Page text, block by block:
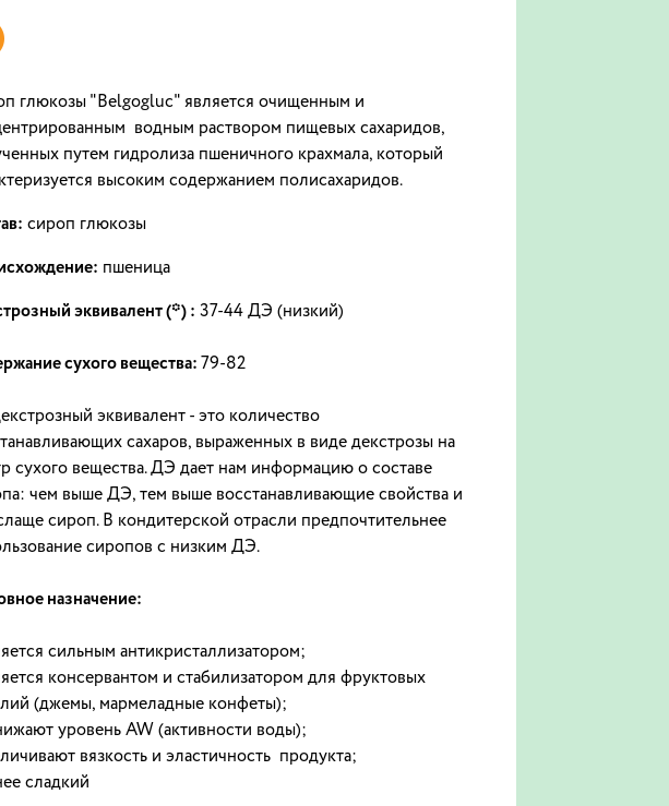
глюкозы "Belgogluc" является очищенным и
водным раствором пищевых сахаридов,
путем гидролиза пшеничного крахмала, который
высоким содержанием полисахаридов.
сироп глюкозы
пшеница
эквивалент (*) : 37-44 ДЭ (низкий)
сухого вещества: 79-82
эквивалент - это количество
сахаров, выраженных в виде декстрозы на
сухого вещества. ДЭ дает нам информацию о составе
чем выше ДЭ, тем выше восстанавливающие свойства и
сироп. В кондитерской отрасли предпочтительнее
сиропов с низким ДЭ.
назначение:
сильным антикристаллизатором;
консервантом и стабилизатором для фруктовых
(джемы, мармеладные конфеты);
уровень AW (активности воды);
вязкость и эластичность продукта;
сладкий